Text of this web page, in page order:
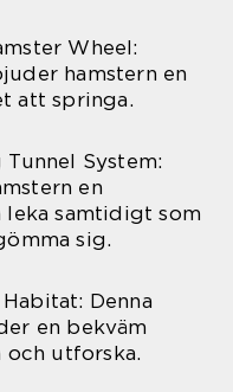
Wheel:
hamstern en
att springa.
System:
en
samtidigt som
sig.
Denna
en bekväm
och utforska.